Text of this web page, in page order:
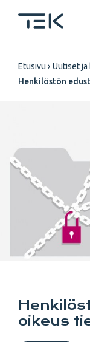
pääsisältöön
Etusivu
Uutiset
Henkilöstön
oikeus